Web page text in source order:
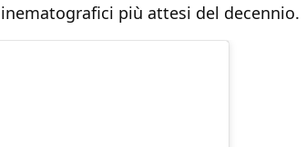
più attesi del decennio.